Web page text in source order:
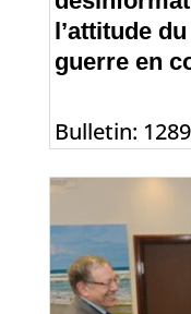
l’attitude
guerre en
Bulletin: 1289